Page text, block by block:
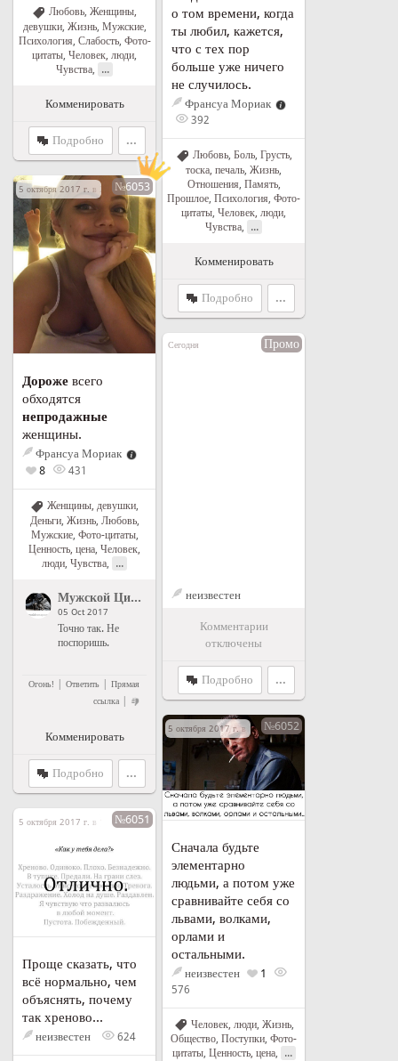
Любовь, Женщины,
девушки, Жизнь, Мужские,
Психология Слабость, Фото-
цитаты Человек, люди
Чувства
...
Комменировать
Подробно ...
о том времени, когда
ты любил, кажется,
что с тех пор
больше уже ничего
не случилось.
Франсуа Мориак
392
Любовь, Боль, Грусть,
тоска, печаль, Жизнь,
Отношения, Память,
Прошлое, Психология, Фото-
цитаты, Человек, люди,
Чувства, ...
Комменировать
Подробно ...
5 октября 2017 г. в 20:18№6053
Дороже всего
обходятся
непродажные
женщины.
Лучшее!
Франсуа Мориак
8
431
Женщины, девушки,
Деньги, Жизнь, Любовь,
Мужские, Фото-цитаты,
Ценность, цена Человек,
люди Чувства ...
Мужской Цитатник Рунета ">Мужской Цитатник Рунета
05 Oct 2017
Точно так. Не
поспоришь.
Огонь! | Ответить | Прямая
ссылка |
Комменировать
Подробно ...
Сегодня Промо
неизвестен
Комментарии
отключены
Подробно ...
5 октября 2017 г. в 19:50№6052
Сначала будьте
элементарно
людьми, а потом уже
сравнивайте себя со
львами, волками,
орлами и
остальными.
неизвестен 1
576
Человек, люди, Жизнь,
Общество, Поступки, Фото-
цитаты, Ценность, цена, ...
5 октября 2017 г. в 19:45№6051
Проще сказать, что
всё нормально, чем
объяснять, почему
так хреново...
неизвестен 624